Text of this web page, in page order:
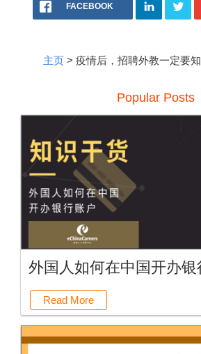
FACEBOOK
主页 > 疫情后，招聘外教一定要
Popular Posts
外国人如何在中国开办银
Read More